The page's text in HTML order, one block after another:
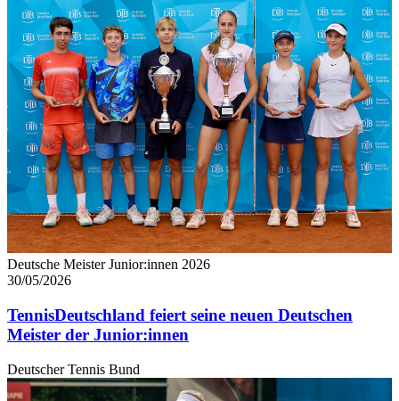
Deutsche Meister Junior:innen 2026
30/05/2026
TennisDeutschland feiert seine neuen Deutschen
Meister der Junior:innen
Deutscher Tennis Bund